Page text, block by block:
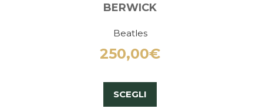
BERWICK
Beatles
250,00€
SCEGLI